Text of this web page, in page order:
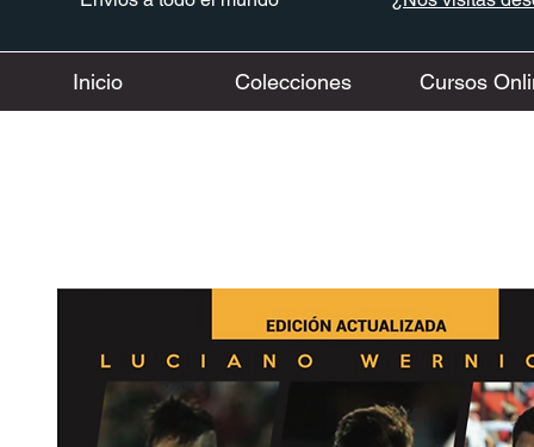
Inicio Colecciones Cursos